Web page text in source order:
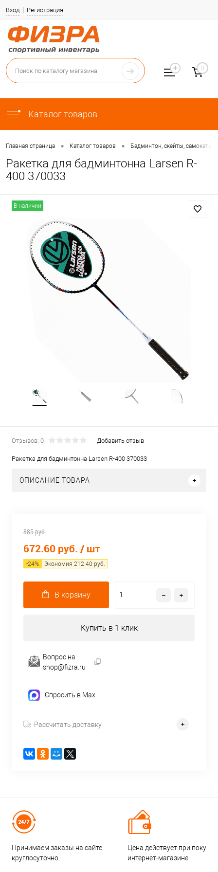
Вход Регистрация
Каталог товаров
0
Главная страница • Каталог товаров • Бадминтон, скейты, самокаты,
Ракетка для бадминтонна Larsen R-
400 370033
В наличии
Отзывов: 0 Добавить отзыв
Ракетка для бадминтонна Larsen R-400 370033
ОПИСАНИЕ ТОВАРА
885 руб.
672.60 руб. / шт
-24% Экономия 212.40 руб.
В корзину
Купить в 1 клик
Вопрос на
shop@fizra.ru
Спросить в Max
Рассчитать доставку
Принимаем заказы на сайте
круглосуточно
Цена действует при
интернет-магазине